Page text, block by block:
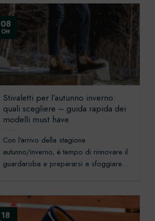
Stivaletti per l’autunno inverno:
quali scegliere – guida rapida dei
modelli must have
Con l’arrivo della stagione
autunno/inverno, è tempo di rinnovare il
guardaroba e prepararsi a sfoggiare...
08
Ott
18